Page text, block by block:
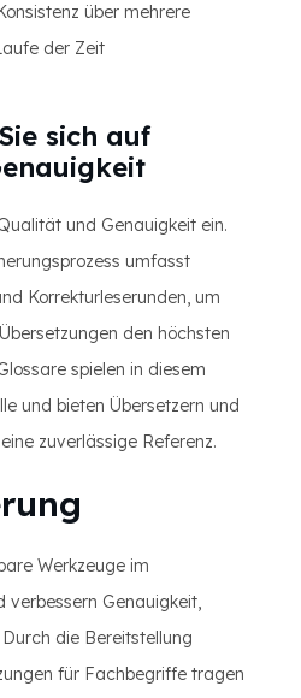
über mehrere
der Zeit
sich auf
und Genauigkeit ein.
umfasst
Korrekturleserunden, um
den höchsten
spielen in diesem
und bieten Übersetzern und
zuverlässige Referenz.
Werkzeuge im
verbessern Genauigkeit,
die Bereitstellung
für Fachbegriffe tragen